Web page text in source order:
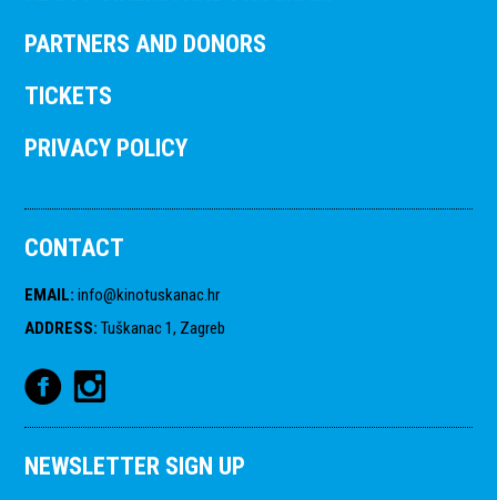
PARTNERS AND DONORS
TICKETS
PRIVACY POLICY
CONTACT
EMAIL: info@kinotuskanac.hr
ADDRESS: Tuškanac 1, Zagreb
NEWSLETTER SIGN UP